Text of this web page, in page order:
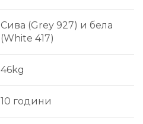
Сива (Grey 927) и бела
(White 417)
46kg
10 години